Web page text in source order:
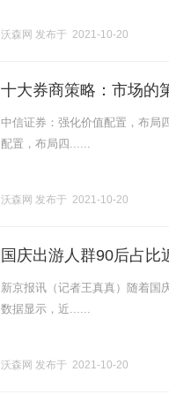
沃森网 发布于 2021-10-20
十大券商策略：市场的
中信证券：强化价值配置，布局
配置，布局四......
沃森网 发布于 2021-10-20
国庆出游人群90后占
新京报讯（记者王真真）随着国
数据显示，近......
沃森网 发布于 2021-10-20